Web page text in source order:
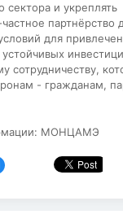
сектора и укреплять
партнёрство
для
сотрудничеству,
- гражданам,
МОНЦАМЭ